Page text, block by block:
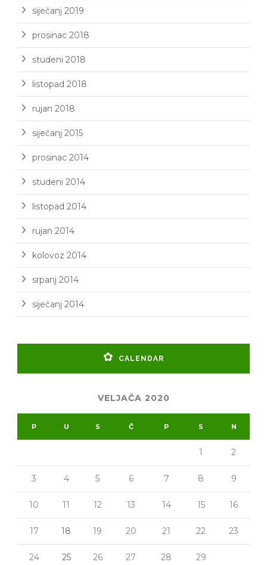
siječanj 2019
prosinac 2018
studeni 2018
listopad 2018
rujan 2018
siječanj 2015
prosinac 2014
studeni 2014
listopad 2014
rujan 2014
kolovoz 2014
srpanj 2014
siječanj 2014
CALENDAR
VELJAČA 2020
P U S Č P S N
1 2
3 4 5 6 7 8 9
10 11 12 13 14 15 16
17 18 19 20 21 22 23
24 25 26 27 28 29